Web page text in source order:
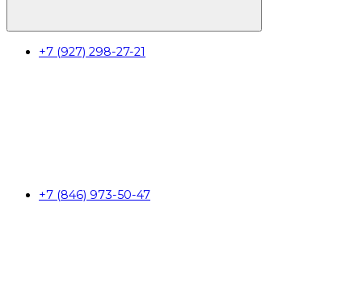
+7 (927) 298-27-21
+7 (846) 973-50-47